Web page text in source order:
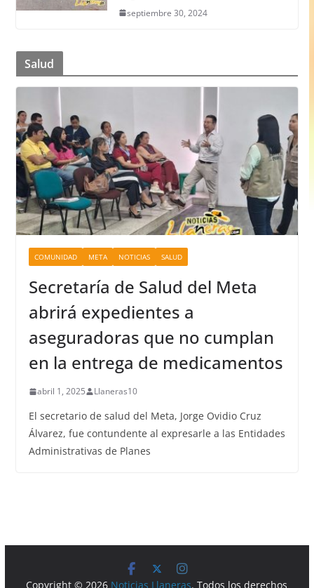
septiembre 30, 2024
Salud
COMUNIDAD META NOTICIAS SALUD
Secretaría de Salud del Meta
abrirá expedientes a
aseguradoras que no cumplan
en la entrega de medicamentos
abril 1, 2025 Llaneras10
El secretario de salud del Meta, Jorge Ovidio Cruz
Álvarez, fue contundente al expresarle a las Entidades
Administrativas de Planes
Copyright © 2026 Noticias Llaneras. Todos los derechos